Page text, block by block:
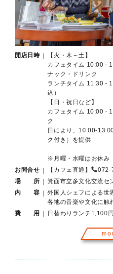
開店日時
【火・木～土】
カフェタイム 10:00 -
ナック・ドリンク
ランチタイム 11:30 -
込）
【日・祝日など】
カフェタイム 10:00 -
ク
日により、10:00-
ク付き）を提供
※月曜・水曜はお休み
お問合せ
【カフェ直通】
072-
場 所
箕面市立多文化交流
内 容
外国人シェフによる世
各地の音楽や文化に触
費 用
日替わりランチ1,100